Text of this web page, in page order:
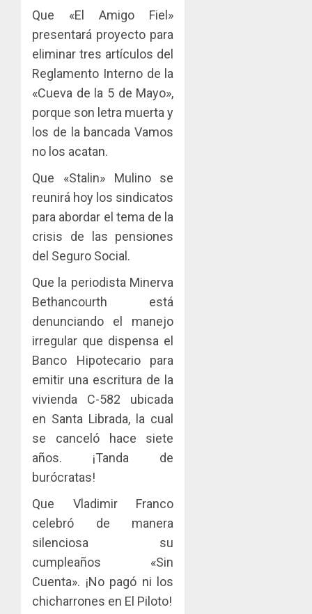
Que «El Amigo Fiel»
presentará proyecto para
eliminar tres artículos del
Reglamento Interno de la
«Cueva de la 5 de Mayo»,
porque son letra muerta y
los de la bancada Vamos
no los acatan.
Que «Stalin» Mulino se
reunirá hoy los sindicatos
para abordar el tema de la
crisis de las pensiones
del Seguro Social.
Que la periodista Minerva
Bethancourth está
denunciando el manejo
irregular que dispensa el
Banco Hipotecario para
emitir una escritura de la
vivienda C-582 ubicada
en Santa Librada, la cual
se canceló hace siete
años. ¡Tanda de
burócratas!
Que Vladimir Franco
celebró de manera
silenciosa su
cumpleaños «Sin
Cuenta». ¡No pagó ni los
chicharrones en El Piloto!